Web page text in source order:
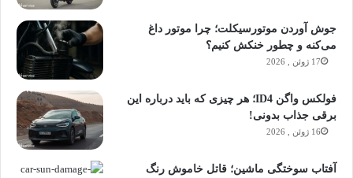
جوش آوردن موتورسیکلت؛ چرا موتور داغ
می‌کنه و چطور خنکش کنیم؟
17 ژوئن , 2026
فولکس واگن ID4؛ هر چیزی که باید درباره این
برقی جذاب بدونی!
16 ژوئن , 2026
آفتاب سوختگی ماشین؛ قاتل خاموش رنگ